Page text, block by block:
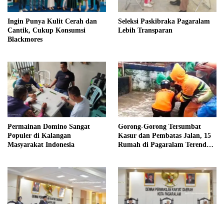
Ingin Punya Kulit Cerah dan
Cantik, Cukup Konsumsi
Blackmores
Seleksi Paskibraka Pagaralam
Lebih Transparan
Permainan Domino Sangat
Populer di Kalangan
Masyarakat Indonesia
Gorong-Gorong Tersumbat
Kasur dan Pembatas Jalan, 15
Rumah di Pagaralam Terendam